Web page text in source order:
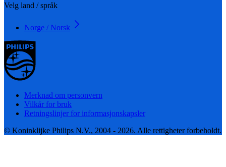
Velg land / språk
Norge / Norsk
Merknad om personvern
Vilkår for bruk
Retningslinjer for informasjonskapsler
© Koninklijke Philips N.V., 2004 - 2026. Alle rettigheter forbeholdt.